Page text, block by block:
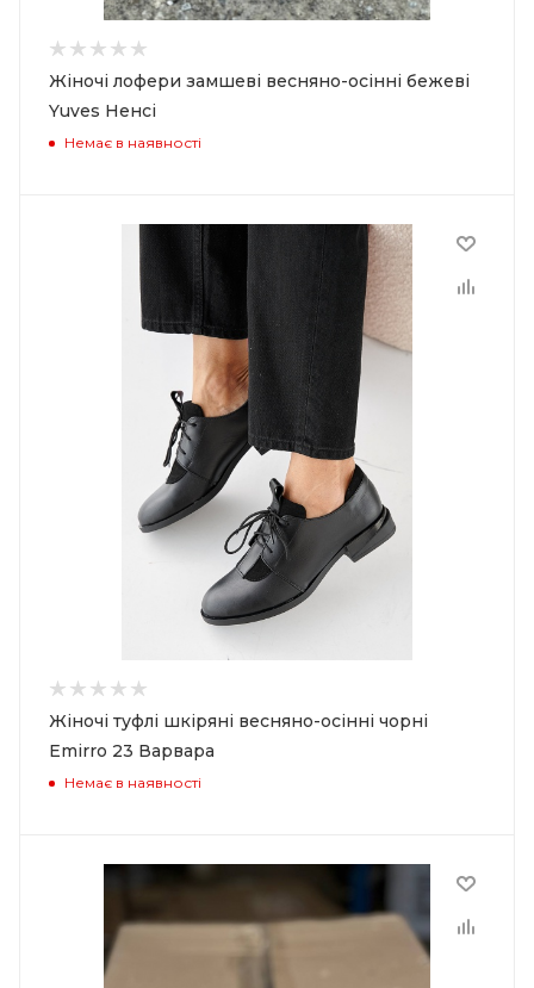
Жіночі лофери замшеві весняно-осінні бежеві
Yuves Ненсі
Немає в наявності
Жіночі туфлі шкіряні весняно-осінні чорні
Emirro 23 Варвара
Немає в наявності